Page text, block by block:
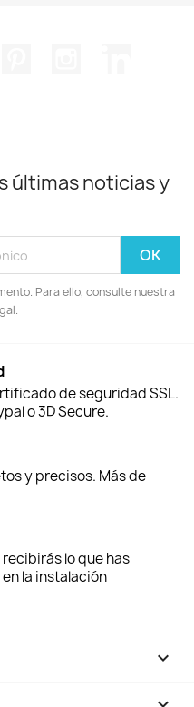
últimas noticias y
Para ello, consulte nuestra
de seguridad SSL.
o 3D Secure.
y precisos. Más de
lo que has
la instalación
